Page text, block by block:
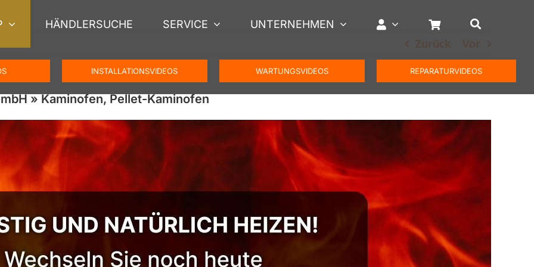
HÄNDLERSUCHE SERVICE UNTERNEHMEN
INSTALLATIONSVIDEOS WARTUNGSVIDEOS REPARATURVIDEOS
Zurück Vor
» Kaminofen, Pellet-Kaminofen